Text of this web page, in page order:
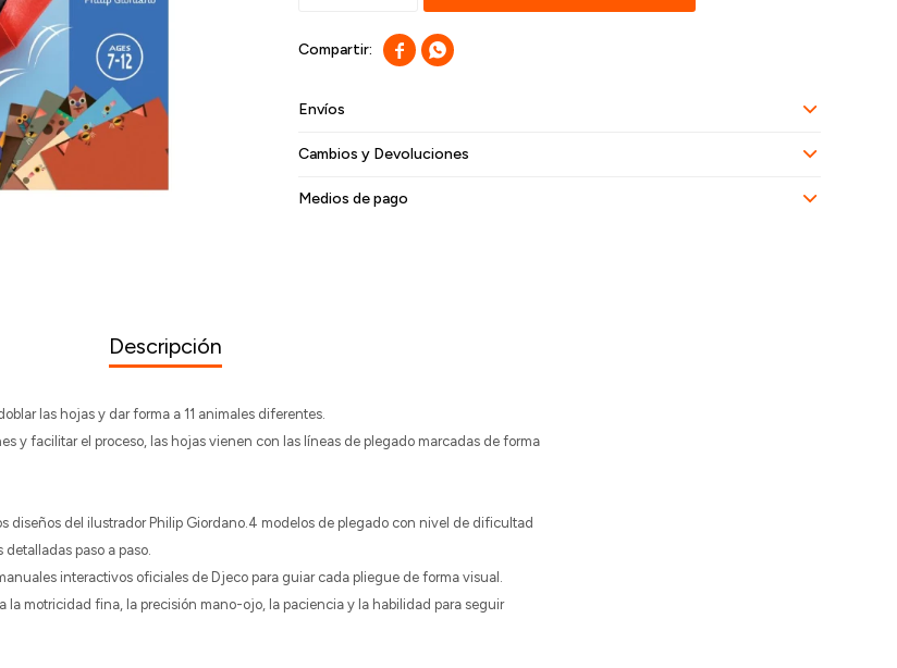
 
Envíos
Cambios y Devoluciones
Medios de pago
Descripción
las hojas y dar forma a 11 animales diferentes.
y facilitar el proceso, las hojas vienen con las líneas de plegado marcadas de forma
del ilustrador Philip Giordano.4 modelos de plegado con nivel de dificultad
paso a paso.
interactivos oficiales de Djeco para guiar cada pliegue de forma visual.
la motricidad fina, la precisión mano-ojo, la paciencia y la habilidad para seguir